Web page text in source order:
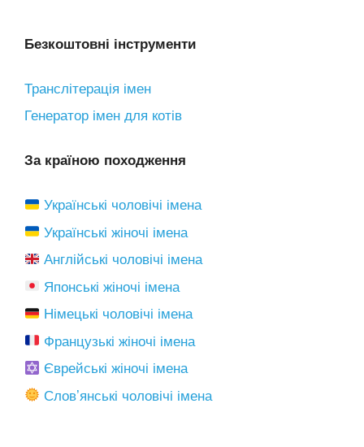
Безкоштовні інструменти
Транслітерація імен
Генератор імен для котів
За країною походження
Українські чоловічі імена
Українські жіночі імена
Англійські чоловічі імена
Японські жіночі імена
Німецькі чоловічі імена
Французькі жіночі імена
Єврейські жіночі імена
Словʼянські чоловічі імена